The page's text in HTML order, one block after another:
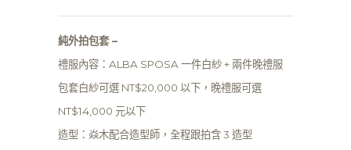
純外拍包套 –
禮服內容：ALBA SPOSA 一件白紗 + 兩件晚禮服
包套白紗可選 NT$20,000 以下，晚禮服可選
NT$14,000 元以下
造型：焱木配合造型師，全程跟拍含 3 造型